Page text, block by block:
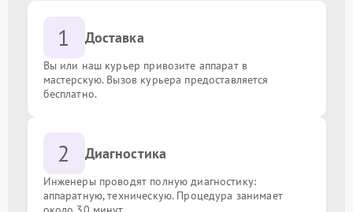
1 Доставка
Вы или наш курьер привозите аппарат в
мастерскую. Вызов курьера предоставляется
бесплатно.
2 Диагностика
Инженеры проводят полную диагностику:
аппаратную, техническую. Процедура занимает